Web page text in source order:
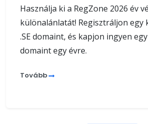
Használja ki a RegZone 2026 év
különalánlatát! Regisztráljon egy
.SE domaint, és kapjon ingyen
domaint egy évre.
Tovább